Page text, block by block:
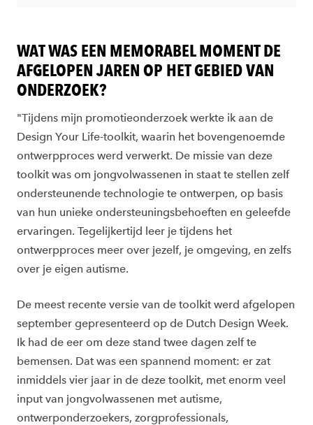
WAT WAS EEN MEMORABEL MOMENT DE
AFGELOPEN JAREN OP HET GEBIED VAN
ONDERZOEK?
"Tijdens mijn promotieonderzoek werkte ik aan de
Design Your Life-toolkit, waarin het bovengenoemde
ontwerpproces werd verwerkt. De missie van deze
toolkit was om jongvolwassenen in staat te stellen zelf
ondersteunende technologie te ontwerpen, op basis
van hun unieke ondersteuningsbehoeften en geleefde
ervaringen. Tegelijkertijd leer je tijdens het
ontwerpproces meer over jezelf, je omgeving, en zelfs
over je eigen autisme.
De meest recente versie van de toolkit werd afgelopen
september gepresenteerd op de Dutch Design Week.
Ik had de eer om deze stand twee dagen zelf te
bemensen. Dat was een spannend moment: er zat
inmiddels vier jaar in de deze toolkit, met enorm veel
input van jongvolwassenen met autisme,
ontwerponderzoekers, zorgprofessionals,